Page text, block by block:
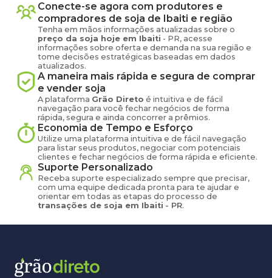
Conecte-se agora com produtores e
compradores de soja de Ibaiti e região
Tenha em mãos informações atualizadas sobre o
preço da soja hoje em Ibaiti - PR, acesse
informações sobre oferta e demanda na sua região e
tome decisões estratégicas baseadas em dados
atualizados.
A maneira mais rápida e segura de comprar
e vender soja
A plataforma Grão Direto é intuitiva e de fácil
navegação para você fechar negócios de forma
rápida, segura e ainda concorrer a prêmios.
Economia de Tempo e Esforço
Utilize uma plataforma intuitiva e de fácil navegação
para listar seus produtos, negociar com potenciais
clientes e fechar negócios de forma rápida e eficiente.
Suporte Personalizado
Receba suporte especializado sempre que precisar,
com uma equipe dedicada pronta para te ajudar e
orientar em todas as etapas do processo de
transações de soja em Ibaiti - PR.